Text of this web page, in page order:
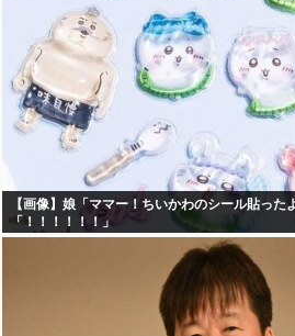
【画像】娘「ママー！ちいかわのシール貼った
「！！！！！！」